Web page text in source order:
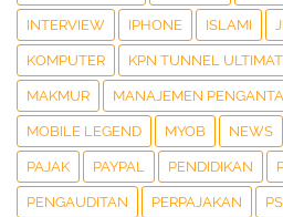
INTERVIEW IPHONE ISLAMI
KOMPUTER KPN TUNNEL
MAKMUR MANAJEMEN
MOBILE LEGEND MYOB NEWS
PAJAK PAYPAL PENDIDIKAN
PENGAUDITAN PERPAJAKAN